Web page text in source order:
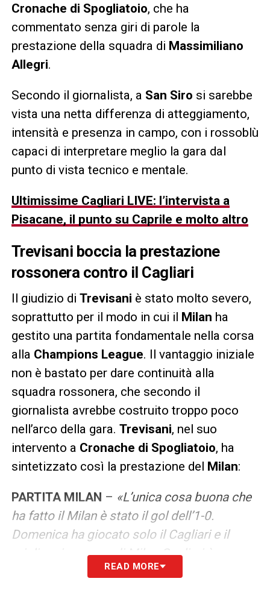
Cronache di Spogliatoio, che ha
commentato senza giri di parole la
prestazione della squadra di Massimiliano
Allegri.
Secondo il giornalista, a San Siro si sarebbe
vista una netta differenza di atteggiamento,
intensità e presenza in campo, con i rossoblù
capaci di interpretare meglio la gara dal
punto di vista tecnico e mentale.
Ultimissime Cagliari LIVE: l’intervista a
Pisacane, il punto su Caprile e molto altro
Trevisani boccia la prestazione
rossonera contro il Cagliari
Il giudizio di Trevisani è stato molto severo,
soprattutto per il modo in cui il Milan ha
gestito una partita fondamentale nella corsa
alla Champions League. Il vantaggio iniziale
non è bastato per dare continuità alla
squadra rossonera, che secondo il
giornalista avrebbe costruito troppo poco
nell’arco della gara. Trevisani, nel suo
intervento a Cronache di Spogliatoio, ha
sintetizzato così la prestazione del Milan:
PARTITA MILAN – «L’unica cosa buona che
ha fatto il Milan è stato il gol dell’1-0.
Domenica ha giocato solo il Cagliari e il
migliore in campo di Milan-Cagliari è come
sempre stato tutto l’anno Mike Maignan ed è
READ MORE